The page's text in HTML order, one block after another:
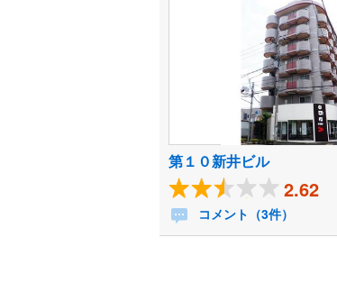
第１０新井ビル
2.62
コメント（3件）